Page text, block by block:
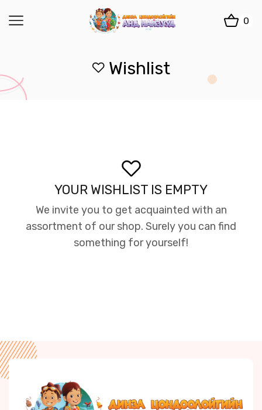
0
Wishlist
YOUR WISHLIST IS EMPTY
We invite you to get acquainted with an
assortment of our shop. Surely you can find
something for yourself!